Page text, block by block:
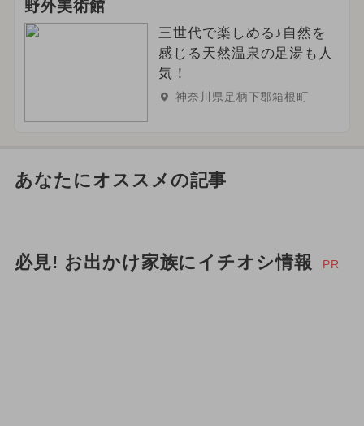
野外美術館
三世代で楽しめる♪自然を
感じる天然温泉の足湯も人
気！
神奈川県足柄下郡箱根町
あなたにオススメの記事
必見! お出かけ家族にイチオシ情報 PR